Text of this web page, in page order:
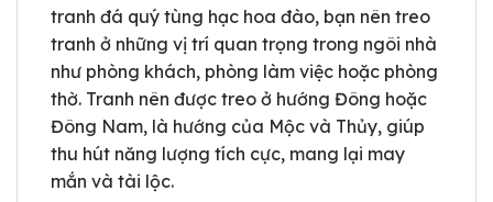
tranh đá quý tùng hạc hoa đào, bạn nên treo
tranh ở những vị trí quan trọng trong ngôi nhà
như phòng khách, phòng làm việc hoặc phòng
thờ. Tranh nên được treo ở hướng Đông hoặc
Đông Nam, là hướng của Mộc và Thủy, giúp
thu hút năng lượng tích cực, mang lại may
mắn và tài lộc.